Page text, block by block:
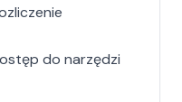
do narzędzi